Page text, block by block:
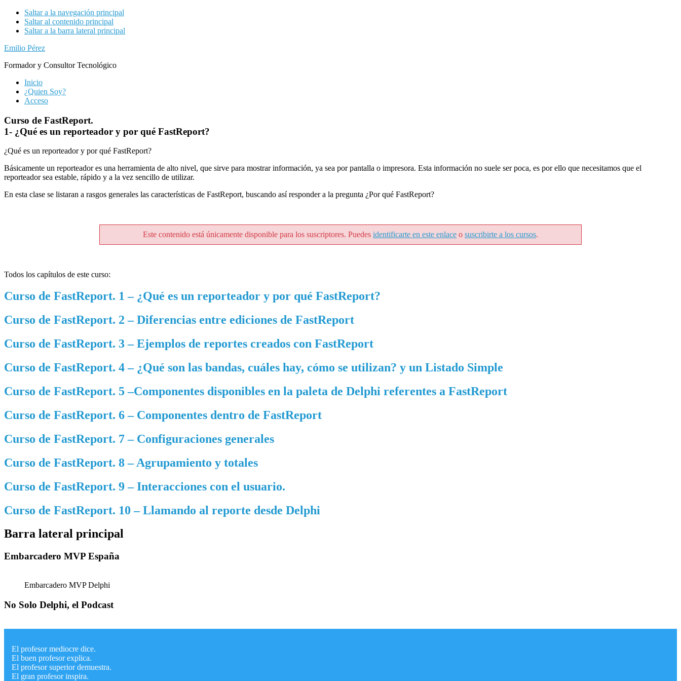
Saltar a la navegación principal
Saltar al contenido principal
Saltar a la barra lateral principal
Emilio Pérez
Formador y Consultor Tecnológico
Inicio
¿Quien Soy?
Acceso
Curso de FastReport.
1- ¿Qué es un reporteador y por qué FastReport?
¿Qué es un reporteador y por qué FastReport?
Básicamente un reporteador es una herramienta de alto nivel, que sirve para mostrar información, ya sea por pantalla o impresora. Esta información no suele ser poca, es por ello que necesitamos que el
reporteador sea estable, rápido y a la vez sencillo de utilizar.
En esta clase se listaran a rasgos generales las características de FastReport, buscando así responder a la pregunta ¿Por qué FastReport?
Este contenido está únicamente disponible para los suscriptores. Puedes identificarte en este enlace o suscribirte a los cursos.
Todos los capítulos de este curso:
Curso de FastReport. 1 – ¿Qué es un reporteador y por qué FastReport?
Curso de FastReport. 2 – Diferencias entre ediciones de FastReport
Curso de FastReport. 3 – Ejemplos de reportes creados con FastReport
Curso de FastReport. 4 – ¿Qué son las bandas, cuáles hay, cómo se utilizan? y un Listado Simple
Curso de FastReport. 5 –Componentes disponibles en la paleta de Delphi referentes a FastReport
Curso de FastReport. 6 – Componentes dentro de FastReport
Curso de FastReport. 7 – Configuraciones generales
Curso de FastReport. 8 – Agrupamiento y totales
Curso de FastReport. 9 – Interacciones con el usuario.
Curso de FastReport. 10 – Llamando al reporte desde Delphi
Barra lateral principal
Embarcadero MVP España
Embarcadero MVP Delphi
No Solo Delphi, el Podcast
El profesor mediocre dice.
El buen profesor explica.
El profesor superior demuestra.
El gran profesor inspira.